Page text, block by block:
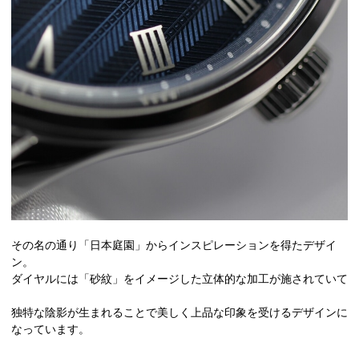
その名の通り「日本庭園」からインスピレーションを得たデザイ
ン。
ダイヤルには「砂紋」をイメージした立体的な加工が施されていて
独特な陰影が生まれることで美しく上品な印象を受けるデザインに
なっています。